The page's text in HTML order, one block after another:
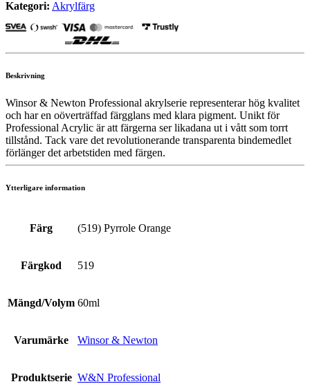
Kategori: Akrylfärg
Beskrivning
Winsor & Newton Professional akrylserie representerar hög kvalitet
och har en oöverträffad färgglans med klara pigment. Unikt för
Professional Acrylic är att färgerna ser likadana ut i vått som torrt
tillstånd. Tack vare det revolutionerande transparenta bindemedlet
förlänger det arbetstiden med färgen.
Ytterligare information
Färg (519) Pyrrole Orange
Färgkod 519
Mängd/Volym 60ml
Varumärke Winsor & Newton
Produktserie W&N Professional